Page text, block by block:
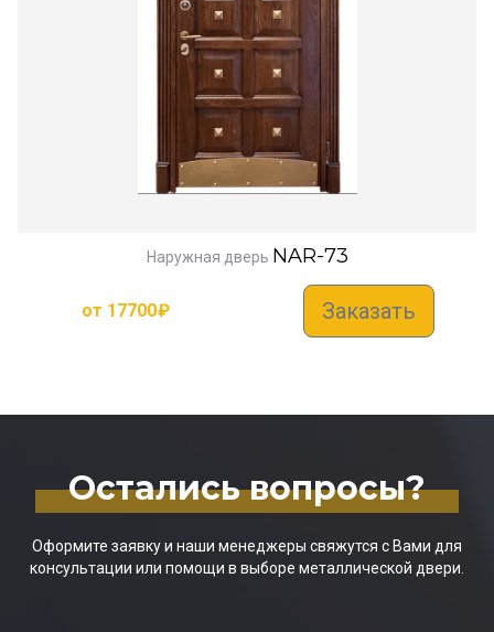
Наружная дверь NAR-73
от 17700₽ Заказать
Остались вопросы?
Оформите заявку и наши менеджеры свяжутся с Вами для
консультации или помощи в выборе металлической двери.